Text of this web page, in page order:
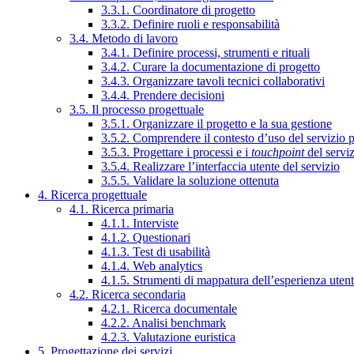
3.3.1. Coordinatore di progetto
3.3.2. Definire ruoli e responsabilità
3.4. Metodo di lavoro
3.4.1. Definire processi, strumenti e rituali
3.4.2. Curare la documentazione di progetto
3.4.3. Organizzare tavoli tecnici collaborativi
3.4.4. Prendere decisioni
3.5. Il processo progettuale
3.5.1. Organizzare il progetto e la sua gestione
3.5.2. Comprendere il contesto d’uso del servizio
3.5.3. Progettare i processi e i touchpointdel
3.5.4. Realizzare l’interfaccia utente del servizio
3.5.5. Validare la soluzione ottenuta
4. Ricerca progettuale
4.1. Ricerca primaria
4.1.1. Interviste
4.1.2. Questionari
4.1.3. Test di usabilità
4.1.4. Web analytics
4.1.5. Strumenti di mappatura dell’esperienza
4.2. Ricerca secondaria
4.2.1. Ricerca documentale
4.2.2. Analisi benchmark
4.2.3. Valutazione euristica
5. Progettazione dei servizi